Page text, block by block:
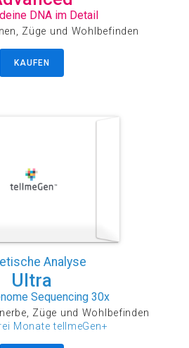
DNA im Detail
Züge und Wohlbefinden
KAUFEN
Analyse
Ultra
Sequencing 30x
Züge und Wohlbefinden
Monate tellmeGen+